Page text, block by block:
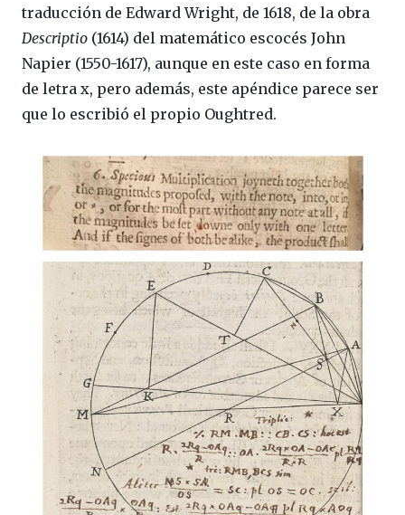
traducción de Edward Wright, de 1618, de la obra
Descriptio (1614) del matemático escocés John
Napier (1550-1617), aunque en este caso en forma
de letra x, pero además, este apéndice parece ser
que lo escribió el propio Oughtred.